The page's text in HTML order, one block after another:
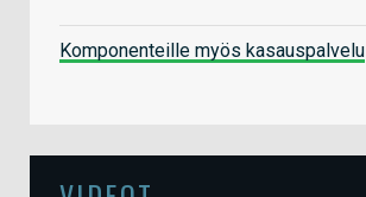
Komponenteille myös kasauspalvelu